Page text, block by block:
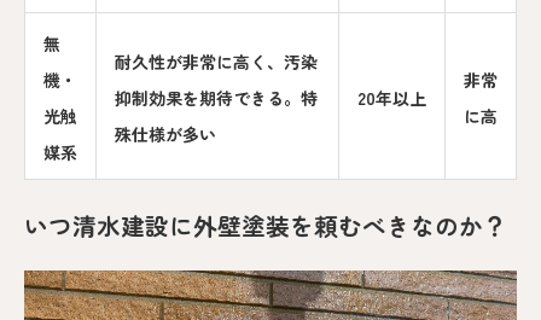
無
機・
光触
媒系
耐久性が非常に高く、汚染
抑制効果を期待できる。特
殊仕様が多い
20年以上
非常
に高
いつ清水建設に外壁塗装を頼むべきなのか？